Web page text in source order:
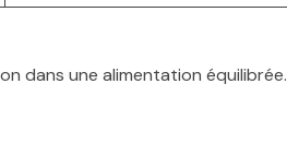
dans une alimentation équilibrée.